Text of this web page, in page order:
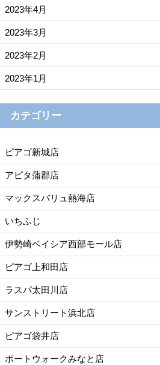
2023年4月
2023年3月
2023年2月
2023年1月
カテゴリー
ピアゴ新城店
アピタ蒲郡店
マックスバリュ熱海店
いちふじ
伊勢崎ベイシア西部モール店
ピアゴ上和田店
ラスパ太田川店
サンストリート浜北店
ピアゴ袋井店
ポートウォークみなと店